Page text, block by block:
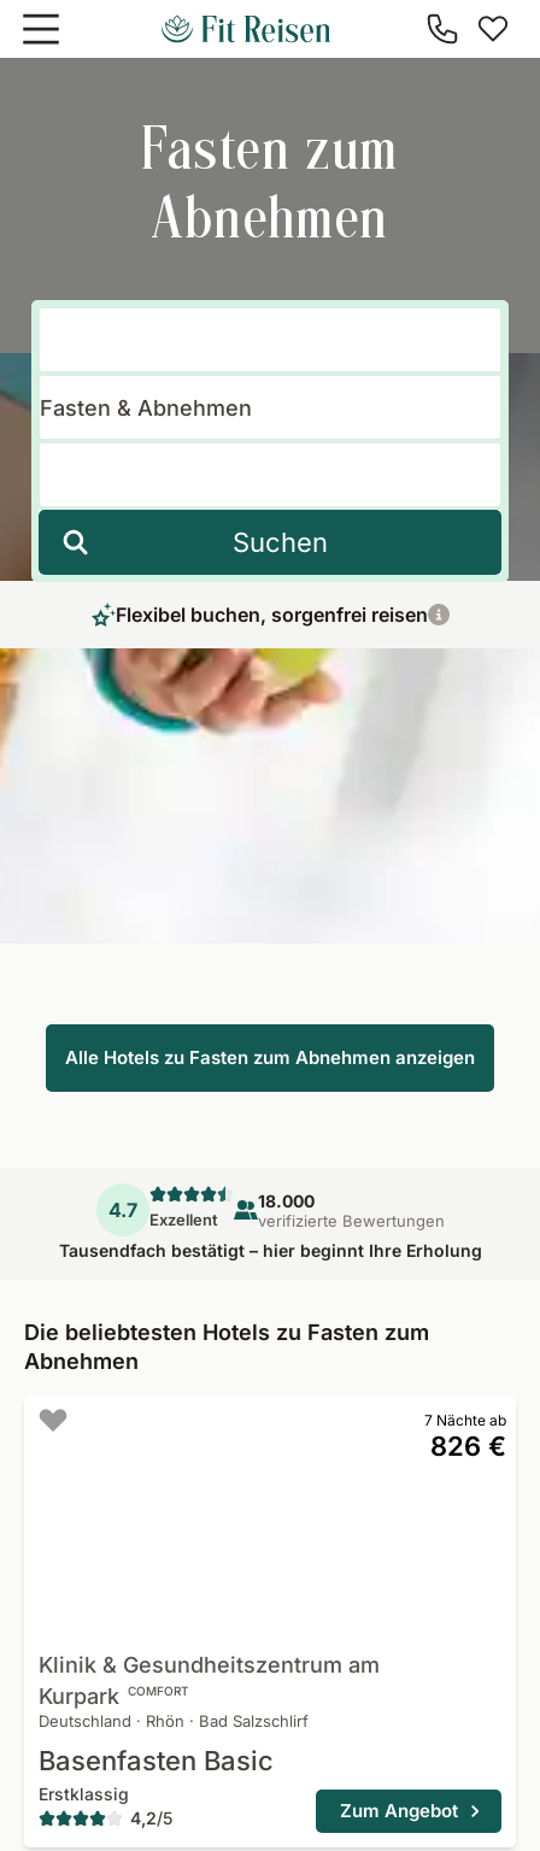
Zum Hauptinhalt springen
Fasten zum
Abnehmen
Suchen
Flexibel buchen, sorgenfrei reisen
Langanhaltender Gewichtsverlust durch
Alle Hotels zu Fasten zum Abnehmen anzeigen
4.7 Exzellent
18.000
verifizierte Bewertungen
Tausendfach bestätigt – hier beginnt Ihre Erholung
Die beliebtesten Hotels zu Fasten zum
Abnehmen
7 Nächte ab
826 €
Klinik & Gesundheitszentrum am
Kurpark COMFORT
Deutschland · Rhön · Bad Salzschlirf
Basenfasten Basic
Erstklassig
4,2/5 Zum Angebot